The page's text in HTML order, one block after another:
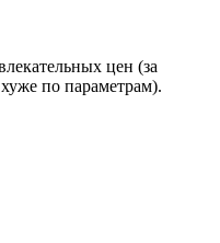
цен (за
по параметрам).